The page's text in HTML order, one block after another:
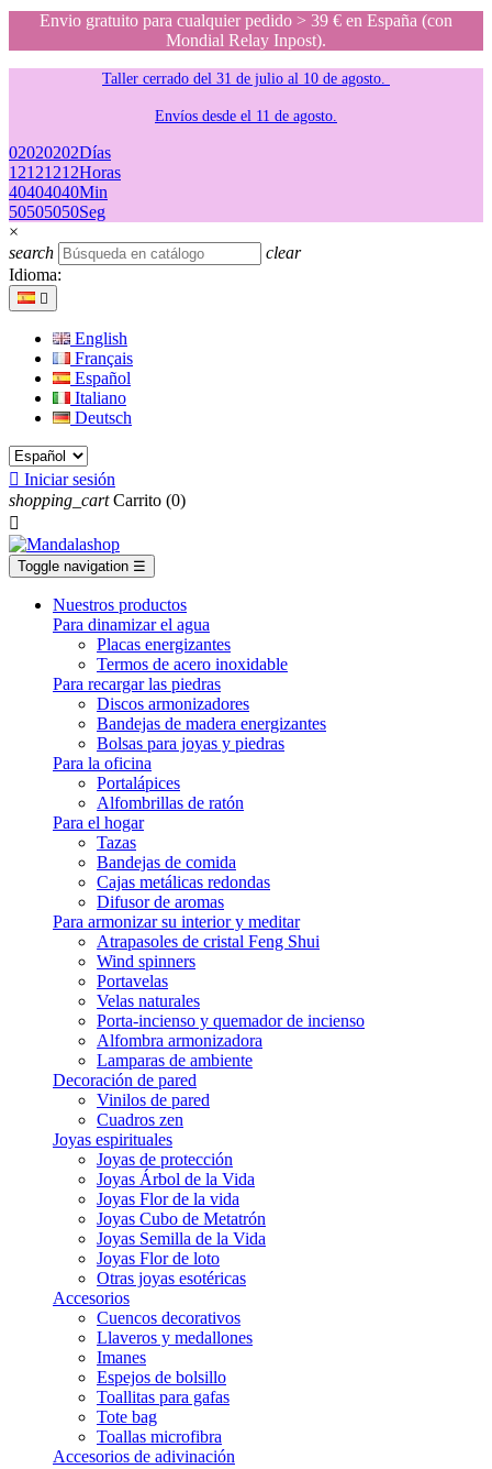
Envio gratuito para cualquier pedido > 39 € en España (con
Mondial Relay Inpost).
Taller cerrado del 31 de julio al 10 de agosto.
Envíos desde el 11 de agosto.
02020202Días
12121212Horas
40404040Min
50505050Seg
×
search
clear
Idioma:

English
Français
Español
Italiano
Deutsch
 Iniciar sesión
shopping_cart Carrito (0)

Toggle navigation ☰
Nuestros productos
Para dinamizar el agua
Placas energizantes
Termos de acero inoxidable
Para recargar las piedras
Discos armonizadores
Bandejas de madera energizantes
Bolsas para joyas y piedras
Para la oficina
Portalápices
Alfombrillas de ratón
Para el hogar
Tazas
Bandejas de comida
Cajas metálicas redondas
Difusor de aromas
Para armonizar su interior y meditar
Atrapasoles de cristal Feng Shui
Wind spinners
Portavelas
Velas naturales
Porta-incienso y quemador de incienso
Alfombra armonizadora
Lamparas de ambiente
Decoración de pared
Vinilos de pared
Cuadros zen
Joyas espirituales
Joyas de protección
Joyas Árbol de la Vida
Joyas Flor de la vida
Joyas Cubo de Metatrón
Joyas Semilla de la Vida
Joyas Flor de loto
Otras joyas esotéricas
Accesorios
Cuencos decorativos
Llaveros y medallones
Imanes
Espejos de bolsillo
Toallitas para gafas
Tote bag
Toallas microfibra
Accesorios de adivinación